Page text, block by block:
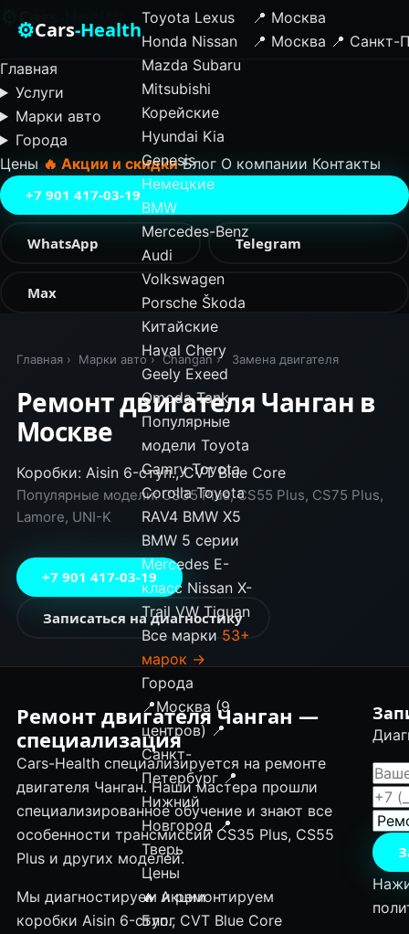
⚙Cars-HealthToyota Lexus
Honda Nissan
Mazda Subaru
Mitsubishi
Корейские
Hyundai Kia
Genesis
Немецкие
BMW
Mercedes-Benz
Audi
Volkswagen
Porsche Škoda
Китайские
Haval Chery
Geely Exeed
Omoda Tank
Популярные
модели Toyota
Camry Toyota
Corolla Toyota
RAV4 BMW X5
BMW 5 серии
Mercedes E-
класс Nissan X-
Trail VW Tiguan
Все марки 53+
марок →
Города
📍Москва (9
центров) 📍
Санкт-
Петербург 📍
Нижний
Новгород 📍
Тверь
Цены
🔥 Акции
Блог
📍 Москва
📍 Москва 📍 Санкт-
Cars -Health
Главная
Услуги
Марки авто
Города
Цены 🔥 Акции и скидки Блог О компании Контакты
+7 901 417-03-19
WhatsApp Telegram
Max
Главная › Марки авто › Changan › Замена двигателя
Ремонт двигателя Чанган в
Москве
Коробки: Aisin 6-ступ., CVT Blue Core
Популярные модели: CS35 Plus, CS55 Plus, CS75 Plus,
Lamore, UNI-K
+7 901 417-03-19
Записаться на диагностику
Ремонт двигателя Чанган —
специализация
Cars-Health специализируется на ремонте
двигателя Чанган. Наши мастера прошли
специализированное обучение и знают все
особенности трансмиссий CS35 Plus, CS55
Plus и других моделей.
Мы диагностируем и ремонтируем
коробки Aisin 6-ступ., CVT Blue Core